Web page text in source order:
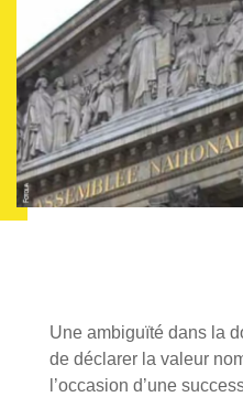
Une ambiguïté dans la
de déclarer la valeur
l’occasion d’une